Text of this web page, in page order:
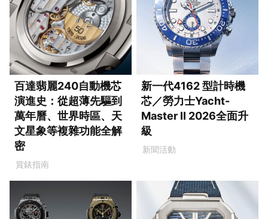
百達翡麗240自動機芯
演進史：從超薄先驅到
萬年曆、世界時區、天
文星象等複雜功能全解
密
賞錶指南
新一代4162 型計時機
芯／勞力士Yacht-
Master II 2026全面升
級
新聞活動